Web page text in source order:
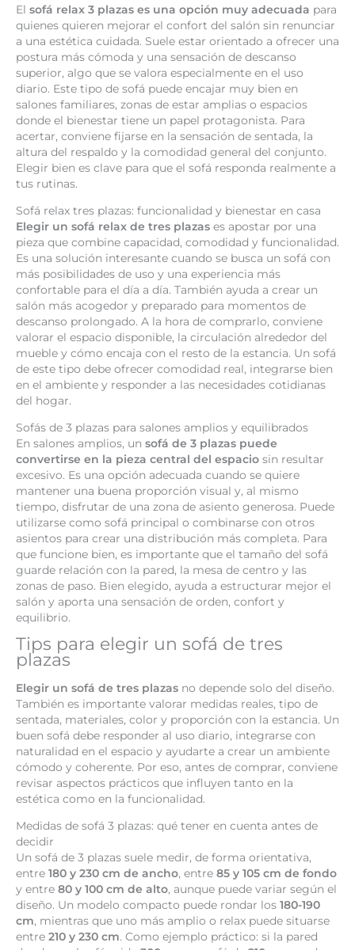
El sofá relax 3 plazas es una opción muy adecuada para
quienes quieren mejorar el confort del salón sin renunciar
a una estética cuidada. Suele estar orientado a ofrecer una
postura más cómoda y una sensación de descanso
superior, algo que se valora especialmente en el uso
diario. Este tipo de sofá puede encajar muy bien en
salones familiares, zonas de estar amplias o espacios
donde el bienestar tiene un papel protagonista. Para
acertar, conviene fijarse en la sensación de sentada, la
altura del respaldo y la comodidad general del conjunto.
Elegir bien es clave para que el sofá responda realmente a
tus rutinas.
Sofá relax tres plazas: funcionalidad y bienestar en casa
Elegir un sofá relax de tres plazas es apostar por una
pieza que combine capacidad, comodidad y funcionalidad.
Es una solución interesante cuando se busca un sofá con
más posibilidades de uso y una experiencia más
confortable para el día a día. También ayuda a crear un
salón más acogedor y preparado para momentos de
descanso prolongado. A la hora de comprarlo, conviene
valorar el espacio disponible, la circulación alrededor del
mueble y cómo encaja con el resto de la estancia. Un sofá
de este tipo debe ofrecer comodidad real, integrarse bien
en el ambiente y responder a las necesidades cotidianas
del hogar.
Sofás de 3 plazas para salones amplios y equilibrados
En salones amplios, un sofá de 3 plazas puede
convertirse en la pieza central del espacio sin resultar
excesivo. Es una opción adecuada cuando se quiere
mantener una buena proporción visual y, al mismo
tiempo, disfrutar de una zona de asiento generosa. Puede
utilizarse como sofá principal o combinarse con otros
asientos para crear una distribución más completa. Para
que funcione bien, es importante que el tamaño del sofá
guarde relación con la pared, la mesa de centro y las
zonas de paso. Bien elegido, ayuda a estructurar mejor el
salón y aporta una sensación de orden, confort y
equilibrio.
Tips para elegir un sofá de tres
plazas
Elegir un sofá de tres plazas no depende solo del diseño.
También es importante valorar medidas reales, tipo de
sentada, materiales, color y proporción con la estancia. Un
buen sofá debe responder al uso diario, integrarse con
naturalidad en el espacio y ayudarte a crear un ambiente
cómodo y coherente. Por eso, antes de comprar, conviene
revisar aspectos prácticos que influyen tanto en la
estética como en la funcionalidad.
Medidas de sofá 3 plazas: qué tener en cuenta antes de
decidir
Un sofá de 3 plazas suele medir, de forma orientativa,
entre 180 y 230 cm de ancho, entre 85 y 105 cm de fondo
y entre 80 y 100 cm de alto, aunque puede variar según el
diseño. Un modelo compacto puede rondar los 180-190
cm, mientras que uno más amplio o relax puede situarse
entre 210 y 230 cm. Como ejemplo práctico: si la pared